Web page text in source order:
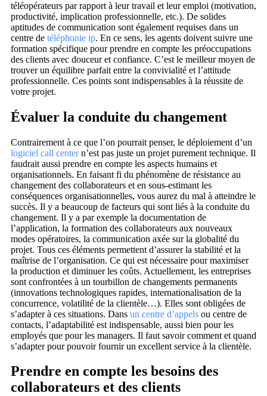
téléopérateurs par rapport à leur travail et leur emploi (motivation,
productivité, implication professionnelle, etc.). De solides
aptitudes de communication sont également requises dans un
centre de téléphonie ip. En ce sens, les agents doivent suivre une
formation spécifique pour prendre en compte les préoccupations
des clients avec douceur et confiance. C’est le meilleur moyen de
trouver un équilibre parfait entre la convivialité et l’attitude
professionnelle. Ces points sont indispensables à la réussite de
votre projet.
Évaluer la conduite du changement
Contrairement à ce que l’on pourrait penser, le déploiement d’un
logiciel call centern’est pas juste un projet purement technique. Il
faudrait aussi prendre en compte les aspects humains et
organisationnels. En faisant fi du phénomène de résistance au
changement des collaborateurs et en sous-estimant les
conséquences organisationnelles, vous aurez du mal à atteindre le
succès. Il y a beaucoup de facteurs qui sont liés à la conduite du
changement. Il y a par exemple la documentation de
l’application, la formation des collaborateurs aux nouveaux
modes opératoires, la communication axée sur la globalité du
projet. Tous ces éléments permettent d’assurer la stabilité et la
maîtrise de l’organisation. Ce qui est nécessaire pour maximiser
la production et diminuer les coûts. Actuellement, les entreprises
sont confrontées à un tourbillon de changements permanents
(innovations technologiques rapides, internationalisation de la
concurrence, volatilité de la clientèle…). Elles sont obligées de
s’adapter à ces situations. Dans un centre d’appels ou centre de
contacts, l’adaptabilité est indispensable, aussi bien pour les
employés que pour les managers. Il faut savoir comment et quand
s’adapter pour pouvoir fournir un excellent service à la clientèle.
Prendre en compte les besoins des
collaborateurs et des clients